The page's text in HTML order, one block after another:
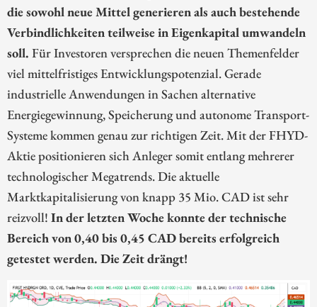
die sowohl neue Mittel generieren als auch bestehende
Verbindlichkeiten teilweise in Eigenkapital umwandeln
soll. Für Investoren versprechen die neuen Themenfelder
viel mittelfristiges Entwicklungspotenzial. Gerade
industrielle Anwendungen in Sachen alternative
Energiegewinnung, Speicherung und autonome Transport-
Systeme kommen genau zur richtigen Zeit. Mit der FHYD-
Aktie positionieren sich Anleger somit entlang mehrerer
technologischer Megatrends. Die aktuelle
Marktkapitalisierung von knapp 35 Mio. CAD ist sehr
reizvoll! In der letzten Woche konnte der technische
Bereich von 0,40 bis 0,45 CAD bereits erfolgreich
getestet werden. Die Zeit drängt!